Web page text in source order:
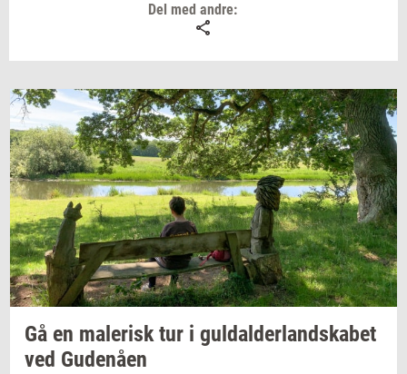
Del med andre:
Gå en ma­le­risktur i gul­dal­der­land­ska­bet
ved Gu­denå­en